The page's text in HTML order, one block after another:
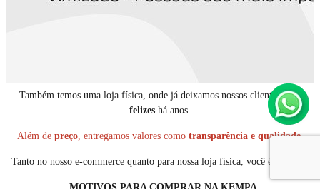
Também temos uma loja física, onde já deixamos nossos clientes mais
felizes há anos.
Além de preço, entregamos valores como transparência e qualidade.
Tanto no nosso e-commerce quanto para nossa loja física, você é especial.
MOTIVOS PARA COMPRAR NA KEMPA